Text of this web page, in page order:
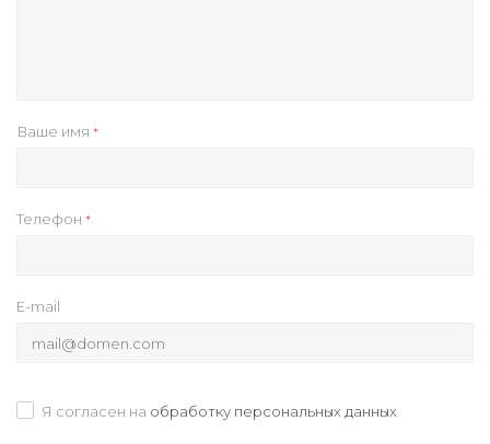
Ваше имя *
Телефон *
E-mail
Я согласен на обработку персональных данных